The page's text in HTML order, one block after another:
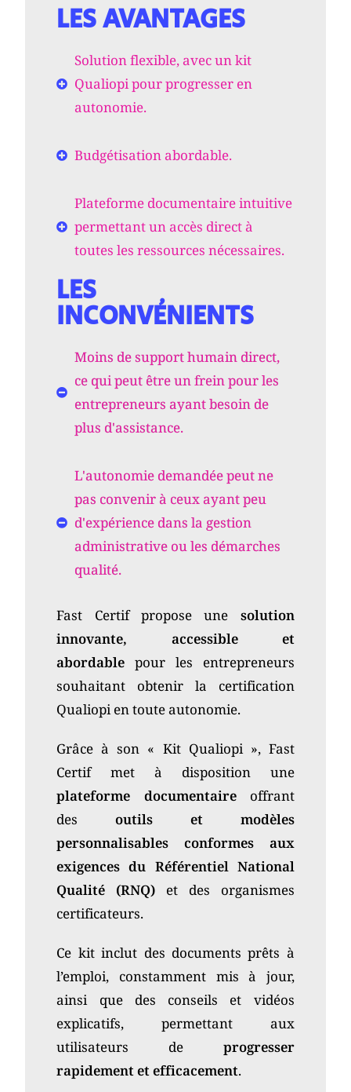
LES AVANTAGES
Solution flexible, avec un kit
Qualiopi pour progresser en
autonomie.
Budgétisation abordable.
Plateforme documentaire intuitive
permettant un accès direct à
toutes les ressources nécessaires.
LES
INCONVÉNIENTS
Moins de support humain direct,
ce qui peut être un frein pour les
entrepreneurs ayant besoin de
plus d'assistance.
L'autonomie demandée peut ne
pas convenir à ceux ayant peu
d'expérience dans la gestion
administrative ou les démarches
qualité.
Fast Certif propose une solution
innovante, accessible et
abordable pour les entrepreneurs
souhaitant obtenir la certification
Qualiopi en toute autonomie.
Grâce à son « Kit Qualiopi », Fast
Certif met à disposition une
plateforme documentaireoffrant
desoutils et modèles
personnalisables conformes aux
exigences du Référentiel National
Qualité (RNQ) et des organismes
certificateurs.
Ce kit inclut des documents prêts à
l’emploi, constamment mis à jour,
ainsi que des conseils et vidéos
explicatifs, permettant aux
utilisateurs de progresser
rapidement et efficacement.